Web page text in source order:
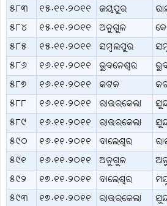
୫୮୩
୧୫.୧୧.୨୦୧୧ ଜୟପୁର
୫୮୪
୧୫.୧୧.୨୦୧୧ ଅନୁଗୁଳ
୫୮୫
୧୫.୧୧.୨୦୧୧ ସମ୍ବଲପୁର
୫୮୬
୧୬.୧୧.୨୦୧୧ ଭୁବନେଶ୍ବର
୫୮୭
୧୬.୧୧.୨୦୧୧ କଟକ
୫୮୮
୧୬.୧୧.୨୦୧୧ ରାଉରକେଲା
୫୮୯
୧୬.୧୧.୨୦୧୧ ରାଉରକେଲା
୫୯୦
୧୬.୧୧.୨୦୧୧ ବାଲେଶ୍ବର
୫୯୧
୧୬.୧୧.୨୦୧୧ ଅନୁଗୁଳ
୫୯୨
୧୭.୧୧.୨୦୧୧ ବାଲେଶ୍ବର
୫୯୩
୧୭.୧୧.୨୦୧୧ ରାଉରକେଲା